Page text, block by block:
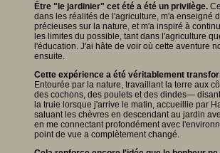
Être "le jardinier" cet été a été un privilège.
dans les réalités de l'agriculture, m'a enseigné
précieuses sur la nature, et m'a inspiré à
les limites du possible, tant dans l'agriculture
l'éducation. J'ai hâte de voir où cette aventure
ensuite.
Cette expérience a été véritablement
Entourée par la nature, travaillant la terre aux
des cochons, des poulets et des dindes—
la truie lorsque j'arrive le matin, accueillie par
saluant les chèvres en descendant au jardin
en me connectant profondément avec
point de vue a complètement changé.